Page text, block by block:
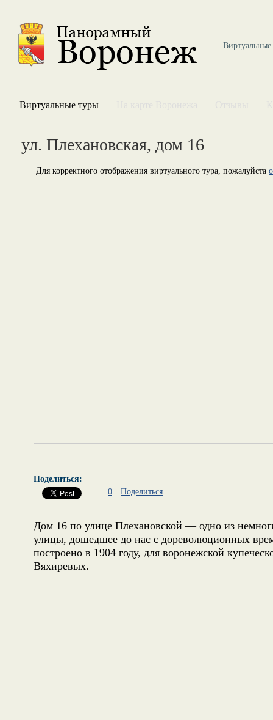
Виртуальные туры
ул. Плехановская, дом 16
Для корректного отображения виртуального тура, пожалуйста
Поделиться:
0
Поделиться
Дом 16 по улице Плехановской — одно из
улицы, дошедшее до нас с дореволюционных
построено в 1904 году, для воронежской
Вяхиревых.